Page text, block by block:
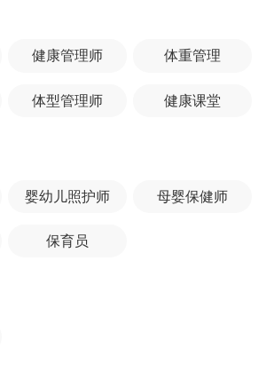
健康管理师 体重管理
体型管理师 健康课堂
婴幼儿照护师 母婴保健师
保育员